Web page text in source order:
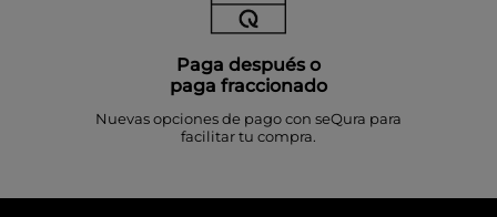
Paga después o
paga fraccionado
Nuevas opciones de pago con seQura para
facilitar tu compra.